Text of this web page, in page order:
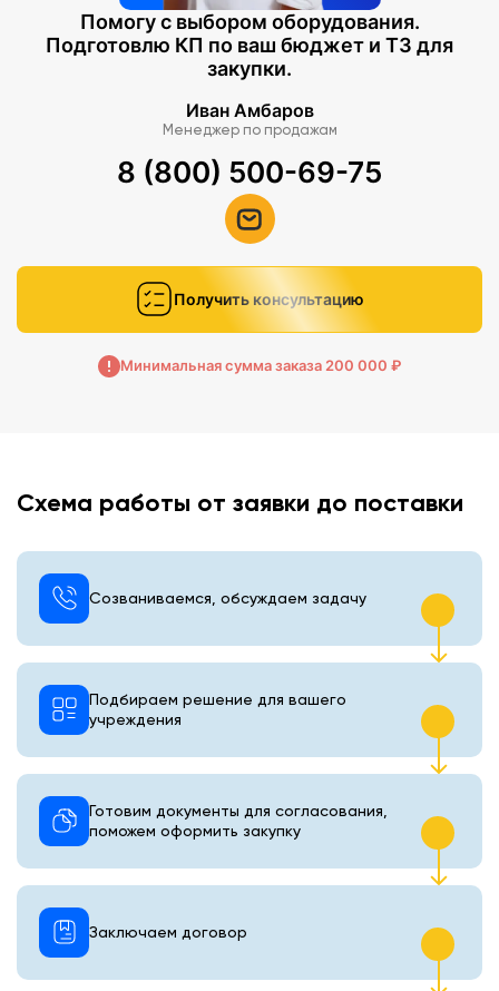
Помогу с выбором оборудования.
Подготовлю КП по ваш бюджет и ТЗ для
закупки.
Иван Амбаров
Менеджер по продажам
8 (800) 500-69-75
Получить консультацию
Минимальная сумма заказа 200 000 ₽
Схема работы от заявки до поставки
Созваниваемся, обсуждаем задачу
Подбираем решение для вашего
учреждения
Готовим документы для согласования,
поможем оформить закупку
Заключаем договор